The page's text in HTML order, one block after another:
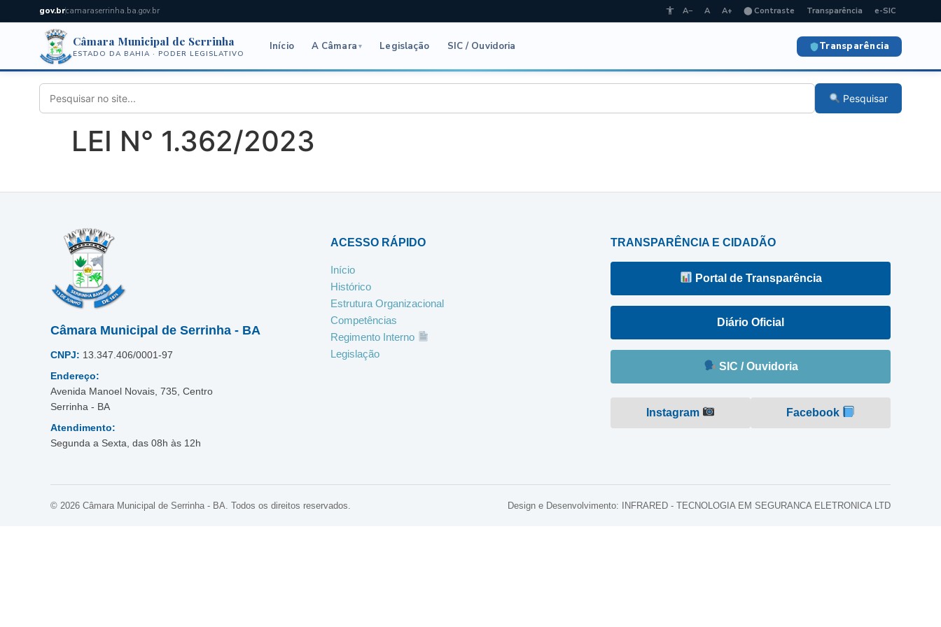
gov.brcamaraserrinha.ba.gov.br A− A A+ ⬤ Contraste Transparência e-SIC
Câmara Municipal de Serrinha
ESTADO DA BAHIA · PODER LEGISLATIVO
Início A Câmara ▾ Legislação SIC / Ouvidoria Transparência
Pesquisar
LEI N° 1.362/2023
Câmara Municipal de Serrinha - BA
CNPJ: 13.347.406/0001-97
Endereço:
Avenida Manoel Novais, 735, Centro
Serrinha - BA
Atendimento:
Segunda a Sexta, das 08h às 12h
ACESSO RÁPIDO
Início
Histórico
Estrutura Organizacional
Competências
Regimento Interno
Legislação
TRANSPARÊNCIA E CIDADÃO
Portal de Transparência
Diário Oficial
SIC / Ouvidoria
Instagram Facebook
© 2026 Câmara Municipal de Serrinha - BA. Todos os direitos reservados. Design e Desenvolvimento: INFRARED - TECNOLOGIA EM SEGURANCA ELETRONICA LTD